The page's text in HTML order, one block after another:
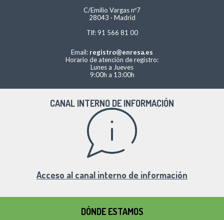
C/Emilio Vargas nº7
28043 · Madrid
Tlf: 91 566 81 00
Email: registro@enresa.es
Horario de atención de registro:
Lunes a Jueves
9:00h a 13:00h
CANAL INTERNO DE INFORMACIÓN
Acceso al canal interno de información
DÓNDE ESTAMOS